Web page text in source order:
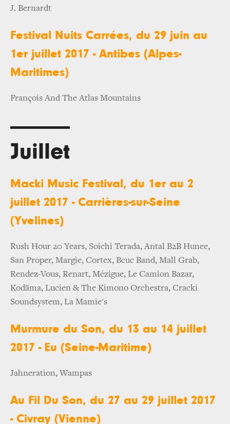
J. Bernardt
Festival Nuits Carrées, du 29 juin au
1er juillet 2017 - Antibes (Alpes-
Maritimes)
François And The Atlas Mountains
Juillet
Macki Music Festival, du 1er au 2
juillet 2017 - Carrières-sur-Seine
(Yvelines)
Rush Hour 20 Years, Soichi Terada, Antal B2B Hunee,
San Proper, Margie, Cortex, Bcuc Band, Mall Grab,
Rendez-Vous, Renart, Mézigue, Le Camion Bazar,
Kodäma, Lucien & The Kimono Orchestra, Cracki
Soundsystem, La Mamie's
Murmure du Son, du 13 au 14 juillet
2017 - Eu (Seine-Maritime)
Jahneration, Wampas
Au Fil Du Son, du 27 au 29 juillet 2017
- Civray (Vienne)